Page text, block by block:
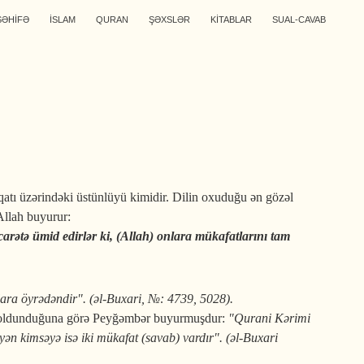
İSLAM QURAN ŞƏXSLƏR KİTABLAR SUAL-CAVAB
üzərindəki üstünlüyü kimidir. Dilin oxuduğu ən gözəl
buyurur:
ümid edirlər ki, (Allah) onlara mükafatlarını tam
öyrədəndir". (əl-Buxari, №: 4739, 5028).
görə Peyğəmbər buyurmuşdur: "Qurani Kərimi
kimsəyə isə iki mükafat (savab) vardır". (əl-Buxari